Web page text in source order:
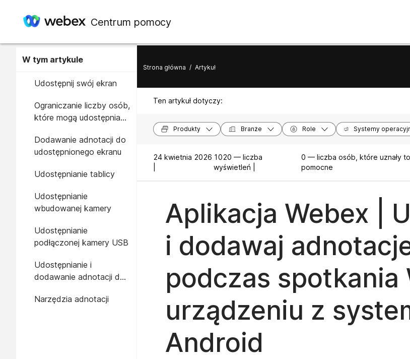
Centrum pomocy
W tym artykule
Udostępnij swój ekran
Ograniczanie liczby osób,
które mogą udostępniać
Dodawanie adnotacji do
udostępnionego ekranu
Udostępnianie tablicy
Udostępnianie
wbudowanej kamery
Udostępnianie
podłączonej kamery USB
Udostępnianie i
dodawanie adnotacji do
Narzędzia adnotacji
Strona główna / Artykuł
Ten artykuł dotyczy:
Produkty Branże Role Systemy
24 kwietnia 2026 1020 — liczba
wyświetleń |
0 — liczba osób, które uznały
pomocne
Aplikacja Webex |
i dodawaj
podczas spotkania
urządzeniu z
Android